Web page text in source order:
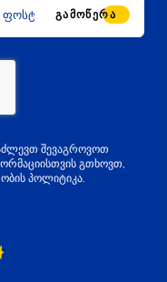
ᲒᲐᲛᲝᲬᲔᲠᲐ
შევაგროვოთ
გთხოვთ,
პოლიტიკა.